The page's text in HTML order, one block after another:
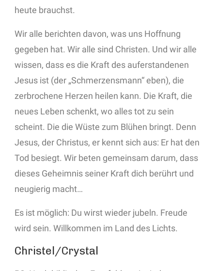
heute brauchst.
Wir alle berichten davon, was uns Hoffnung
gegeben hat. Wir alle sind Christen. Und wir alle
wissen, dass es die Kraft des auferstandenen
Jesus ist (der „Schmerzensmann“ eben), die
zerbrochene Herzen heilen kann. Die Kraft, die
neues Leben schenkt, wo alles tot zu sein
scheint. Die die Wüste zum Blühen bringt. Denn
Jesus, der Christus, er kennt sich aus: Er hat den
Tod besiegt. Wir beten gemeinsam darum, dass
dieses Geheimnis seiner Kraft dich berührt und
neugierig macht…
Es ist möglich: Du wirst wieder jubeln. Freude
wird sein. Willkommen im Land des Lichts.
Christel/Crystal